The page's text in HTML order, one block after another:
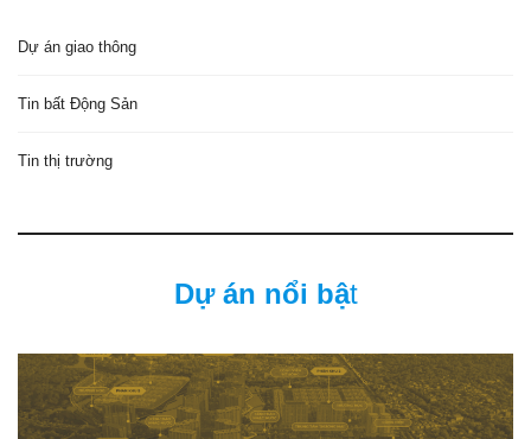
Dự án giao thông
Tin bất Động Sản
Tin thị trường
Dự án nổi bật